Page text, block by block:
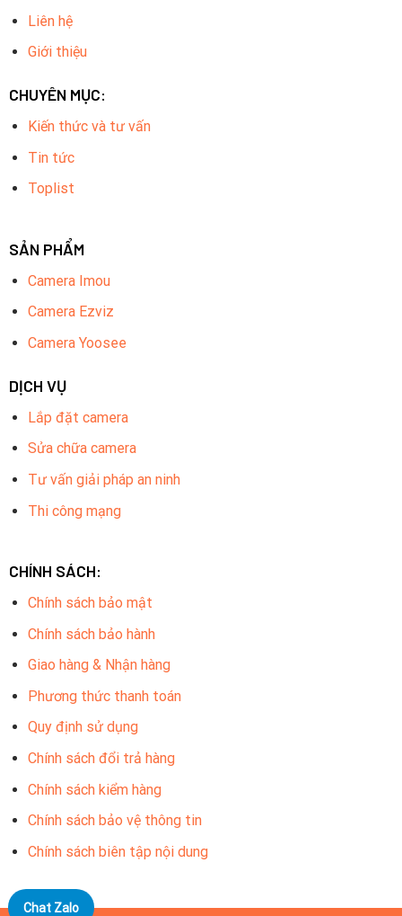
Liên hệ
Giới thiệu
CHUYÊN MỤC:
Kiến thức và tư vấn
Tin tức
Toplist
SẢN PHẨM
Camera Imou
Camera Ezviz
Camera Yoosee
DỊCH VỤ
Lắp đặt camera
Sửa chữa camera
Tư vấn giải pháp an ninh
Thi công mạng
CHÍNH SÁCH:
Chính sách bảo mật
Chính sách bảo hành
Giao hàng & Nhận hàng
Phương thức thanh toán
Quy định sử dụng
Chính sách đổi trả hàng
Chính sách kiểm hàng
Chính sách bảo vệ thông tin
Chính sách biên tập nội dung
Chat Zalo